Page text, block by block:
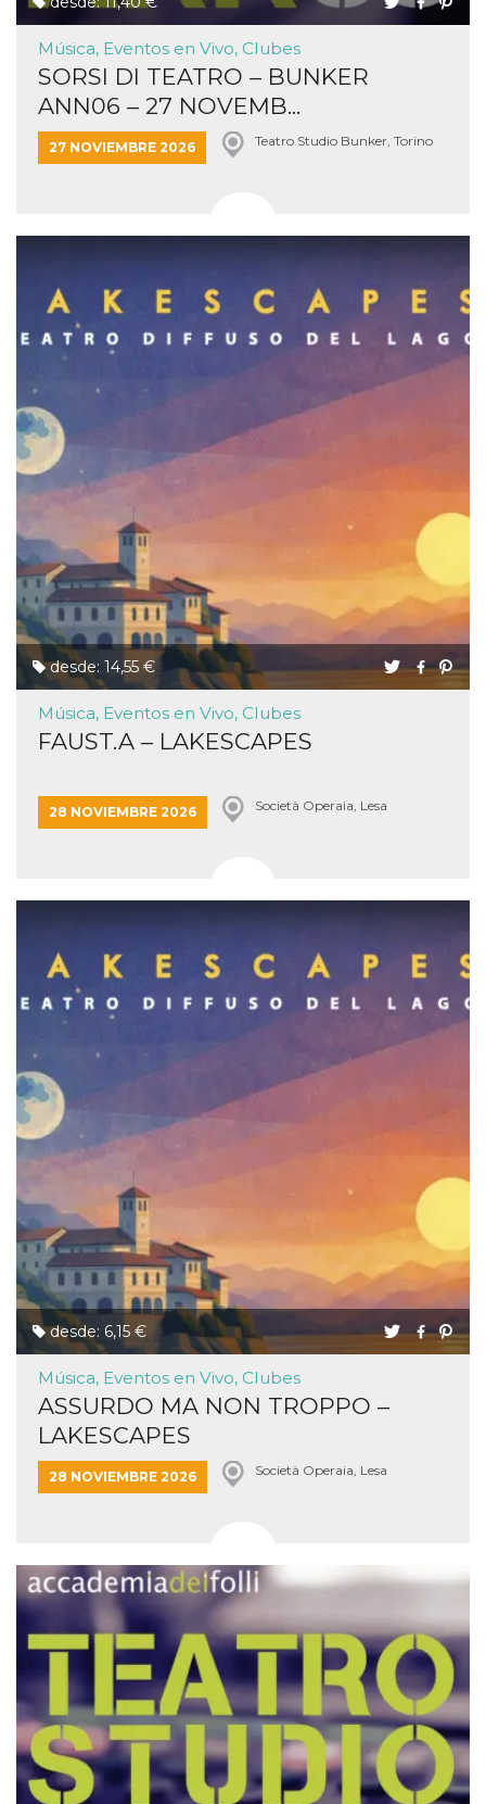
Música, Eventos en Vivo, Clubes
SORSI DI TEATRO – BUNKER
ANN06 – 27 NOVEMB...
27 NOVIEMBRE 2026 Teatro Studio Bunker, Torino
desde: 14,55 €
Música, Eventos en Vivo, Clubes
FAUST.A – LAKESCAPES
28 NOVIEMBRE 2026 Società Operaia, Lesa
desde: 6,15 €
Música, Eventos en Vivo, Clubes
ASSURDO MA NON TROPPO –
LAKESCAPES
28 NOVIEMBRE 2026 Società Operaia, Lesa